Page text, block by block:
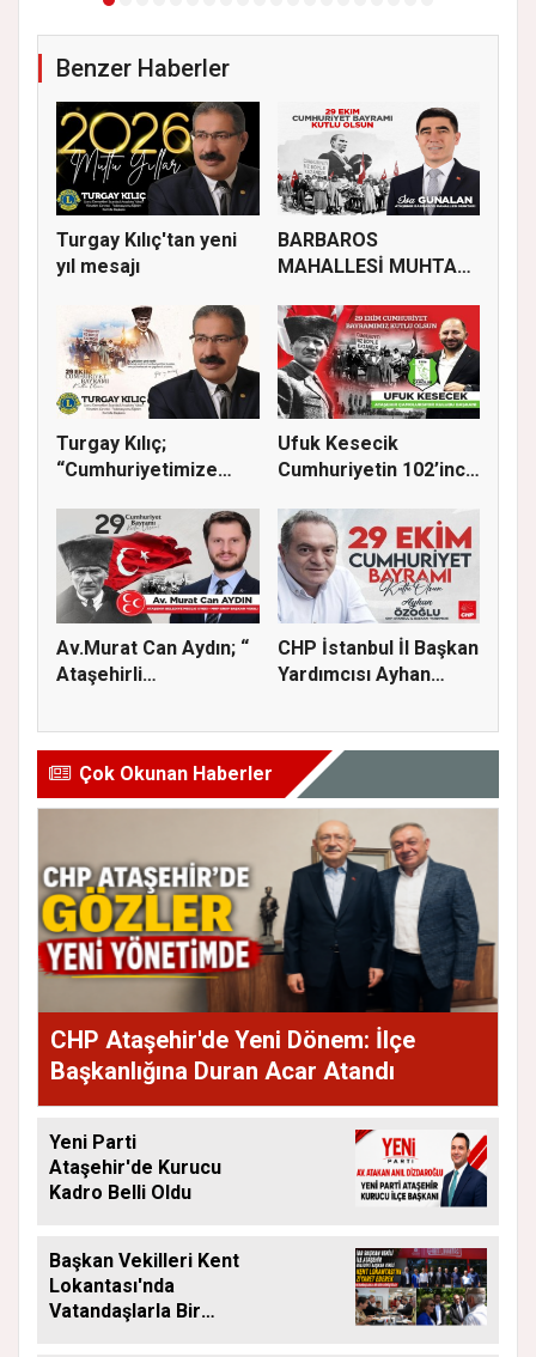
Benzer Haberler
Turgay Kılıç'tan yeni
yıl mesajı
BARBAROS
MAHALLESİ MUHTARI
Turgay Kılıç;
“Cumhuriyetimize
Ufuk Kesecik
Cumhuriyetin 102’inci
Av.Murat Can Aydın; “
Ataşehirli
CHP İstanbul İl Başkan
Yardımcısı Ayhan
Çok Okunan Haberler
CHP Ataşehir'de Yeni Dönem: İlçe
Başkanlığına Duran Acar Atandı
Yeni Parti
Ataşehir'de Kurucu
Kadro Belli Oldu
Başkan Vekilleri Kent
Lokantası'nda
Vatandaşlarla Bir